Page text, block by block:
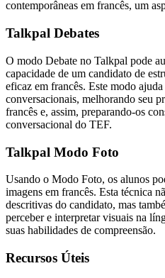
contemporâneas em francês, um
Talkpal Debates
O modo Debate no Talkpal pode
capacidade de um candidato de
eficaz em francês. Este modo
conversacionais, melhorando seu
francês e, assim, preparando-os
conversacional do TEF.
Talkpal Modo Foto
Usando o Modo Foto, os alunos
imagens em francês. Esta técnica
descritivas do candidato, mas
perceber e interpretar visuais na
suas habilidades de compreensão.
Recursos Úteis